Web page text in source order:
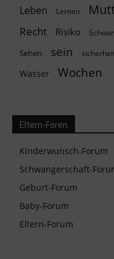
Leben Lernen
Recht Risiko
Sehen sein
Wasser Wochen
Eltern-Foren
Kinderwunsch-Forum
Schwangerschaft-
Geburt-Forum
Baby-Forum
Eltern-Forum